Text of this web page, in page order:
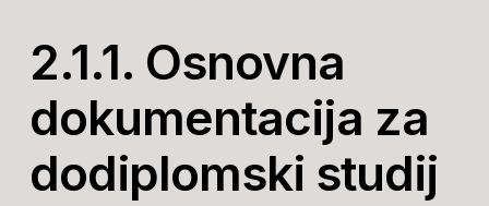
2.1.1. Osnovna
dokumentacija za
dodiplomski studij